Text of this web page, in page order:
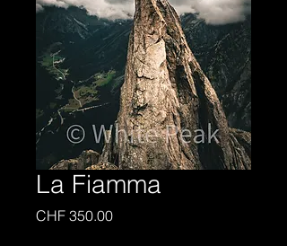
La Fiamma
CHF 350.00Preis